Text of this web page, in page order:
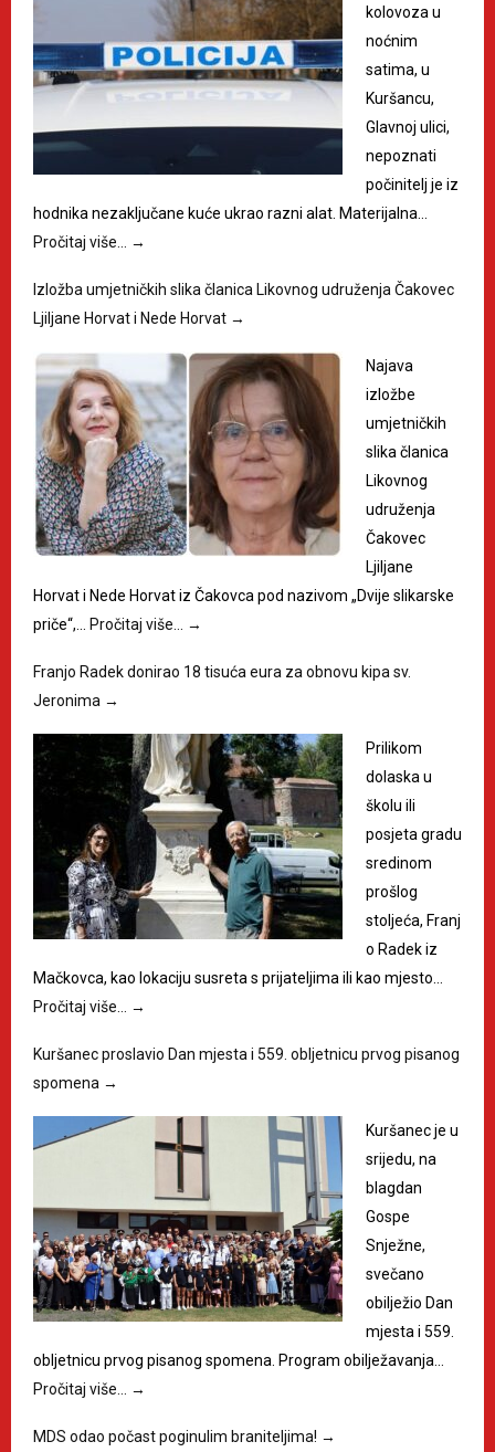
kolovoza u
noćnim
satima, u
Kuršancu,
Glavnoj ulici,
nepoznati
počinitelj je iz
hodnika nezaključane kuće ukrao razni alat. Materijalna…
Pročitaj više…
→
Izložba umjetničkih slika članica Likovnog udruženja Čakovec
Ljiljane Horvat i Nede Horvat →
Najava
izložbe
umjetničkih
slika članica
Likovnog
udruženja
Čakovec
Ljiljane
Horvat i Nede Horvat iz Čakovca pod nazivom „Dvije slikarske
priče“,…
Pročitaj više… →
Franjo Radek donirao 18 tisuća eura za obnovu kipa sv.
Jeronima →
Prilikom
dolaska u
školu ili
posjeta gradu
sredinom
prošlog
stoljeća, Franj
o Radek iz
Mačkovca, kao lokaciju susreta s prijateljima ili kao mjesto…
Pročitaj više…
→
Kuršanec proslavio Dan mjesta i 559. obljetnicu prvog pisanog
spomena →
Kuršanec je u
srijedu, na
blagdan
Gospe
Snježne,
svečano
obilježio Dan
mjesta i 559.
obljetnicu prvog pisanog spomena. Program obilježavanja…
Pročitaj više…
→
MDS odao počast poginulim braniteljima! →